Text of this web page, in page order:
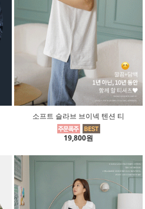
소프트 슬라브 브이넥 텐션 티
19,800원